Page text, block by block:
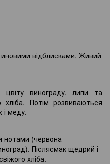
відблисками. Живий
цвіту винограду, липи та
хліба. Потім розвиваються
і меду.
нотами (червона
Післясмак щедрий і
хліба.